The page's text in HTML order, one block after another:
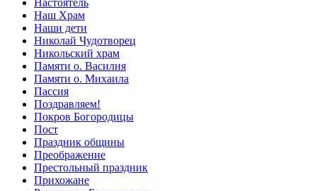
Наш Храм
Наши дети
Николай Чудотворец
Никольский храм
Памяти о. Василия
Памяти о. Михаила
Пассия
Поздравляем!
Покров Богородицы
Пост
Праздник общины
Преображение
Престольный праздник
Прихожане